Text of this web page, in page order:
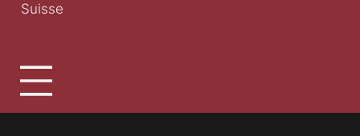
Suisse